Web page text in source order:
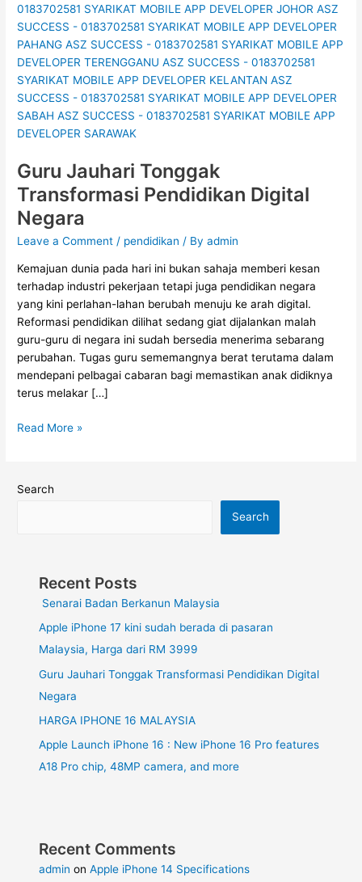
Guru Jauhari Tonggak
Transformasi Pendidikan Digital
Negara
Leave a Comment / pendidikan / Byadmin
Kemajuan dunia pada hari ini bukan sahaja memberi kesan
terhadap industri pekerjaan tetapi juga pendidikan negara
yang kini perlahan-lahan berubah menuju ke arah digital.
Reformasi pendidikan dilihat sedang giat dijalankan malah
guru-guru di negara ini sudah bersedia menerima sebarang
perubahan. Tugas guru sememangnya berat terutama dalam
mendepani pelbagai cabaran bagi memastikan anak didiknya
terus melakar […]
Read More »
Search
Search
Recent Posts
Senarai Badan Berkanun Malaysia
Apple iPhone 17 kini sudah berada di pasaran
Malaysia, Harga dari RM 3999
Guru Jauhari Tonggak Transformasi Pendidikan Digital
Negara
HARGA IPHONE 16 MALAYSIA
Apple Launch iPhone 16 : New iPhone 16 Pro features
A18 Pro chip, 48MP camera, and more
Recent Comments
admin onApple iPhone 14 Specifications